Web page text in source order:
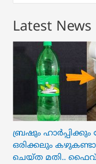
Latest News
ബ്രഷും ഹാർപ്പിക്കും
ഒരിക്കലും
ചെയ്ത മതി.. ഫൈവ്